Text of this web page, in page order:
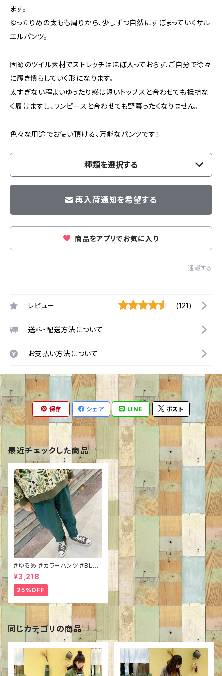
ます。
ゆったりめの太もも周りから、少しずつ自然にすぼまっていくサル
エルパンツ。
固めのツイル素材でストレッチはほぼ入っておらず、ご自分で徐々
に履き慣らしていく形になります。
太すぎない程よいゆったり感は短いトップスと合わせても抵抗な
く履けますし、ワンピースと合わせても野暮ったくなりません。
色々な用途でお使い頂ける、万能なパンツです！
種類を選択する
再入荷通知を希望する
商品をアプリでお気に入り
通報する
レビュー (121)
送料・配送方法について
お支払い方法について
保存 シェア LINE ポスト
最近チェックした商品
#ゆるめ #カラーパンツ #BLU
CIELO 22129049 #タックポケ
ット付き #サルエルパンツ #コッ
トン100％ #差し色 #パンツコ
ーデ #ボーイッシュコーデ
¥3,218
25%OFF
同じカテゴリの商品